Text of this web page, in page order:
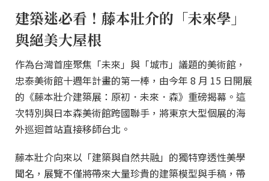
建築迷必看！藤本壯介的「未來學」
與絕美大屋根
作為台灣首座聚焦「未來」與「城市」議題的美術館，
忠泰美術館十週年計畫的第一棒，由今年 8 月 15 日開展
的《藤本壯介建築展：原初．未來．森》重磅揭幕。這
次特別與日本森美術館跨國聯手，將東京大型個展的海
外巡迴首站直接移師台北。
藤本壯介向來以「建築與自然共融」的獨特穿透性美學
聞名，展覽不僅將帶來大量珍貴的建築模型與手稿，帶